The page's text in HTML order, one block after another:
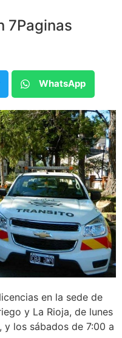
7Paginas
WhatsApp
en la sede de
y La Rioja, de lunes
y los sábados de 7:00 a